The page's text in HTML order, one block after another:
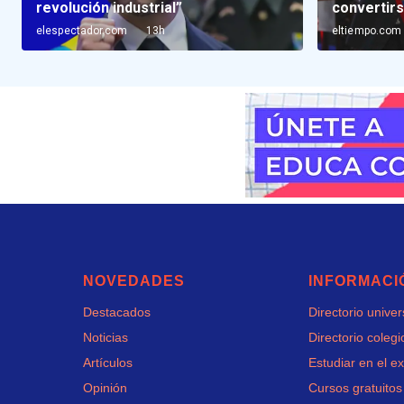
NOVEDADES
Destacados
Noticias
Artículos
Opinión
Directorio
Directorio
Estudiar en el
Cursos gratuitos